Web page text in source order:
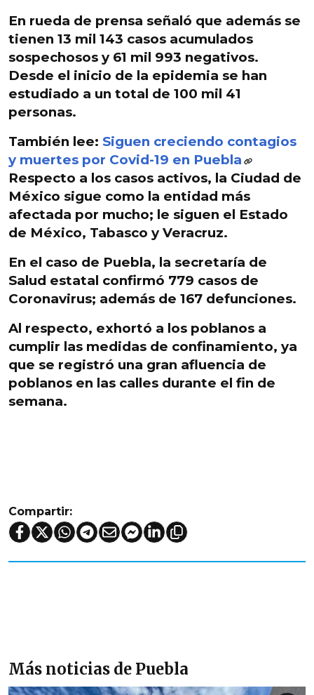
En rueda de prensa señaló que además se
tienen 13 mil 143 casos acumulados
sospechosos y 61 mil 993 negativos.
Desde el inicio de la epidemia se han
estudiado a un total de 100 mil 41
personas.
También lee: Siguen creciendo contagios
y muertes por Covid-19 en Puebla
Respecto a los casos activos, la Ciudad de
México sigue como la entidad más
afectada por mucho; le siguen el Estado
de México, Tabasco y Veracruz.
En el caso de Puebla, la secretaría de
Salud estatal confirmó 779 casos de
Coronavirus; además de 167 defunciones.
Al respecto, exhortó a los poblanos a
cumplir las medidas de confinamiento, ya
que se registró una gran afluencia de
poblanos en las calles durante el fin de
semana.
Compartir:
Más noticias de Puebla